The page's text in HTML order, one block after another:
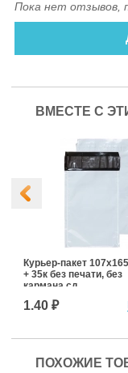
Пока нет отзывов,
ВМЕСТЕ С
Курьер-пакет
+ 35к без печати, без
кармана сд
1.40 ₽
ПОХОЖИЕ